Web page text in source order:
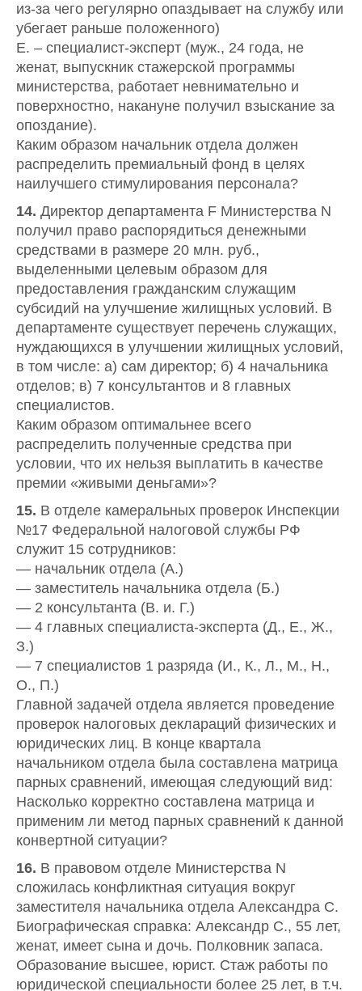
из-за чего регулярно опаздывает на службу или
убегает раньше положенного)
Е. – специалист-эксперт (муж., 24 года, не
женат, выпускник стажерской программы
министерства, работает невнимательно и
поверхностно, накануне получил взыскание за
опоздание).
Каким образом начальник отдела должен
распределить премиальный фонд в целях
наилучшего стимулирования персонала?
14. Директор департамента F Министерства N
получил право распорядиться денежными
средствами в размере 20 млн. руб.,
выделенными целевым образом для
предоставления гражданским служащим
субсидий на улучшение жилищных условий. В
департаменте существует перечень служащих,
нуждающихся в улучшении жилищных условий,
в том числе: а) сам директор; б) 4 начальника
отделов; в) 7 консультантов и 8 главных
специалистов.
Каким образом оптимальнее всего
распределить полученные средства при
условии, что их нельзя выплатить в качестве
премии «живыми деньгами»?
15. В отделе камеральных проверок Инспекции
№17 Федеральной налоговой службы РФ
служит 15 сотрудников:
— начальник отдела (А.)
— заместитель начальника отдела (Б.)
— 2 консультанта (В. и. Г.)
— 4 главных специалиста-эксперта (Д., Е., Ж.,
З.)
— 7 специалистов 1 разряда (И., К., Л., М., Н.,
О., П.)
Главной задачей отдела является проведение
проверок налоговых деклараций физических и
юридических лиц. В конце квартала
начальником отдела была составлена матрица
парных сравнений, имеющая следующий вид:
Насколько корректно составлена матрица и
применим ли метод парных сравнений к данной
конвертной ситуации?
16. В правовом отделе Министерства N
сложилась конфликтная ситуация вокруг
заместителя начальника отдела Александра С.
Биографическая справка: Александр С., 55 лет,
женат, имеет сына и дочь. Полковник запаса.
Образование высшее, юрист. Стаж работы по
юридической специальности более 25 лет, в т.ч.